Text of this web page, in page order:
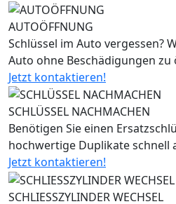
AUTOÖFFNUNG
Schlüssel im Auto vergessen?
Auto ohne Beschädigungen zu
Jetzt kontaktieren!
SCHLÜSSEL NACHMACHEN
Benötigen Sie einen
hochwertige Duplikate schnell
Jetzt kontaktieren!
SCHLIESSZYLINDER WECHSEL